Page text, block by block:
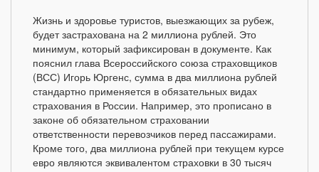
Жизнь и здоровье туристов, выезжающих за рубеж,
будет застрахована на 2 миллиона рублей. Это
минимум, который зафиксирован в документе. Как
пояснил глава Всероссийского союза страховщиков
(ВСС) Игорь Юргенс, сумма в два миллиона рублей
стандартно применяется в обязательных видах
страхования в России. Например, это прописано в
законе об обязательном страховании
ответственности перевозчиков перед пассажирами.
Кроме того, два миллиона рублей при текущем курсе
евро являются эквивалентом страховки в 30 тысяч